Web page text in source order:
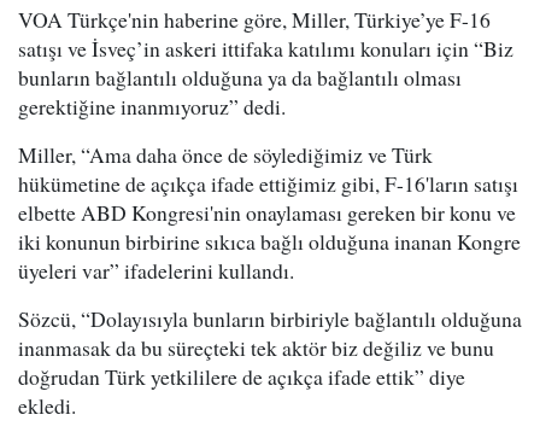
VOA Türkçe'nin haberine göre, Miller, Türkiye’ye F-16
satışı ve İsveç’in askeri ittifaka katılımı konuları için “Biz
bunların bağlantılı olduğuna ya da bağlantılı olması
gerektiğine inanmıyoruz” dedi.
Miller, “Ama daha önce de söylediğimiz ve Türk
hükümetine de açıkça ifade ettiğimiz gibi, F-16'ların satışı
elbette ABD Kongresi'nin onaylaması gereken bir konu ve
iki konunun birbirine sıkıca bağlı olduğuna inanan Kongre
üyeleri var” ifadelerini kullandı.
Sözcü, “Dolayısıyla bunların birbiriyle bağlantılı olduğuna
inanmasak da bu süreçteki tek aktör biz değiliz ve bunu
doğrudan Türk yetkililere de açıkça ifade ettik” diye
ekledi.